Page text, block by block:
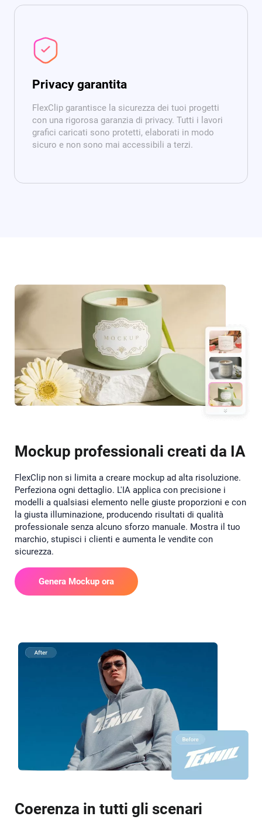
Privacy garantita
FlexClip garantisce la sicurezza dei tuoi progetti
con una rigorosa garanzia di privacy. Tutti i lavori
grafici caricati sono protetti, elaborati in modo
sicuro e non sono mai accessibili a terzi.
Mockup professionali creati da IA
FlexClip non si limita a creare mockup ad alta risoluzione.
Perfeziona ogni dettaglio. L'IA applica con precisione i
modelli a qualsiasi elemento nelle giuste proporzioni e con
la giusta illuminazione, producendo risultati di qualità
professionale senza alcuno sforzo manuale. Mostra il tuo
marchio, stupisci i clienti e aumenta le vendite con
sicurezza.
Genera Mockup ora
Coerenza in tutti gli scenari